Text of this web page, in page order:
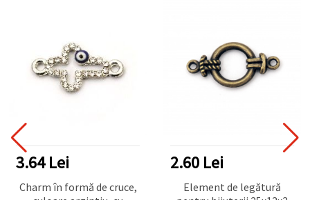
3.64 Lei
Charm în formă de cruce,
2.60 Lei
Element de legătură